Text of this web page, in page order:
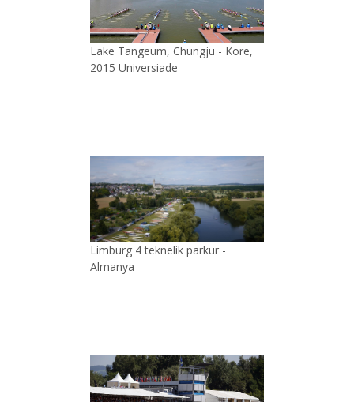
Lake Tangeum, Chungju - Kore,
2015 Universiade
Limburg 4 teknelik parkur -
Almanya